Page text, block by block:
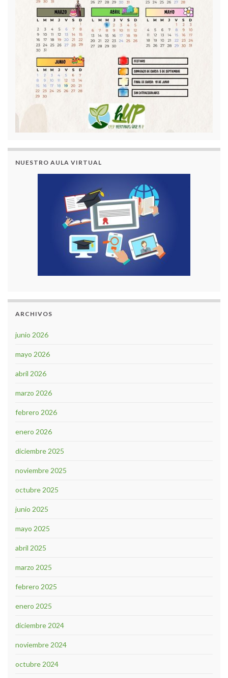
NUESTRO AULA VIRTUAL
ARCHIVOS
junio 2026
mayo 2026
abril 2026
marzo 2026
febrero 2026
enero 2026
diciembre 2025
noviembre 2025
octubre 2025
junio 2025
mayo 2025
abril 2025
marzo 2025
febrero 2025
enero 2025
diciembre 2024
noviembre 2024
octubre 2024